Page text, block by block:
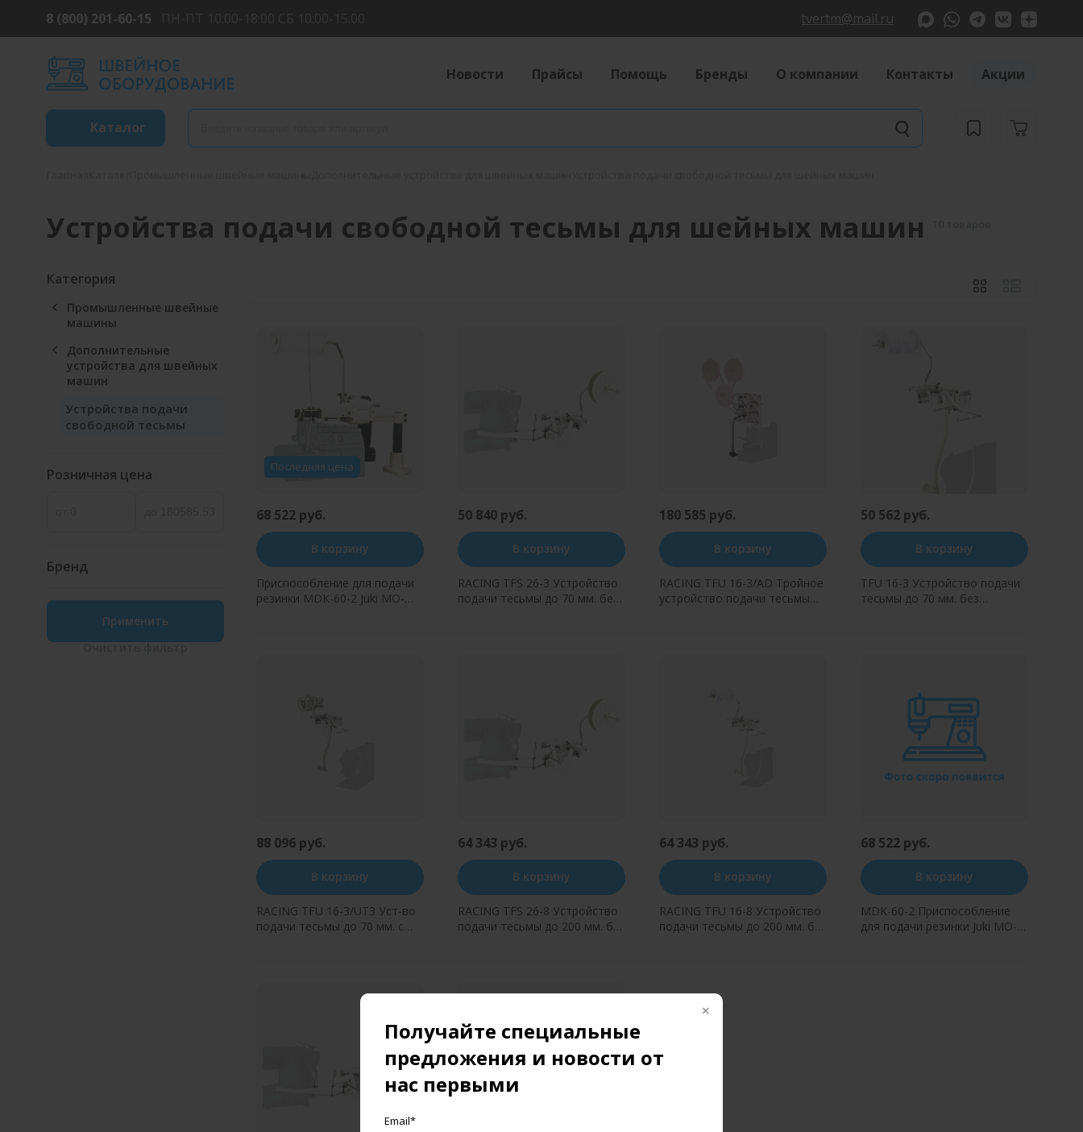
Получайте специальные
предложения и новости от
нас первыми
Email*
8 (800) 201-60-15 tvertm@mail.ru
Новости Прайсы Помощь Бренды О компании Контакты Акции
Каталог
Устройства подачи свободной тесьмы для шейных машин
Категория
Промышленные швейные
машины
Дополнительные
устройства для швейных
машин
Устройства подачи
свободной тесьмы
Розничная цена
Бренд
Применить
Очиститьфильтр
Последняя цена
68 522 руб.
В корзину
Приспособление для подачи
резинки MDK-60-2 Juki MO-
50 840 руб.
В корзину
RACING TFS 26-3 Устройство
подачи тесьмы до 70 мм. без
180 585 руб.
В корзину
RACING TFU 16-3/AD Тройное
устройство подачи тесьмы
50 562 руб.
В корзину
TFU 16-3 Устройство подачи
тесьмы до 70 мм. без
88 096 руб.
В корзину
RACING TFU 16-3/UT3 Уст-во
подачи тесьмы до 70 мм. с
64 343 руб.
В корзину
RACING TFS 26-8 Устройство
подачи тесьмы до 200 мм. без
64 343 руб.
В корзину
RACING TFU 16-8 Устройство
подачи тесьмы до 200 мм. без
68 522 руб.
В корзину
MDK-60-2 Приспособление
для подачи резинки Juki MO-